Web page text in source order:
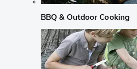
BBQ & Outdoor Cooking